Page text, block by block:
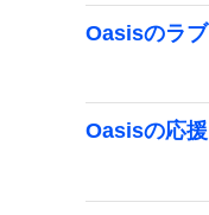
Oasisのラブ
Oasisの応援